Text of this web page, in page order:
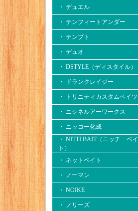
・ デュエル
・ テンフィートアンダー
・ テンプト
・ デュオ
・ DSTYLE（ディスタイル）
・ ドランクレイジー
・ トリニティカスタムベイツ
・ ニシネルアーワークス
・ ニッコー化成
・ NITTI BAIT（ニッチ ベイ
ト）
・ ネットベイト
・ ノーマン
・ NOIKE
・ ノリーズ